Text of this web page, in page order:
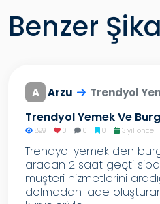
Benzer
A Arzu Trendyol
Trendyol Yemek Ve
899 0 0 0 3 yıl önce
Trendyol yemek den
aradan 2 saat geçti
müşteri hizmetlerini
dolmadan iade